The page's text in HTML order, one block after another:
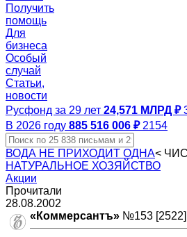
Получить
помощь
Для
бизнеса
Особый
случай
Статьи,
новости
Русфонд за 29 лет 24,571 МЛРД ₽
В 2026 году 885 516 006 ₽ 2154
ВОДА НЕ ПРИХОДИТ ОДНА<
НАТУРАЛЬНОЕ ХОЗЯЙСТВО
Акции
Прочитали
28.08.2002
«Коммерсантъ» №153